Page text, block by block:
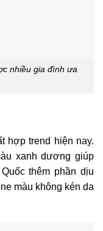
nhiều gia đình ưa
hợp trend hiện nay.
xanh dương giúp
thêm phần dịu
màu không kén da